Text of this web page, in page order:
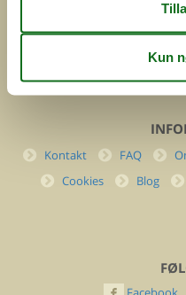
Kontakt FAQ
Cookies
Blog